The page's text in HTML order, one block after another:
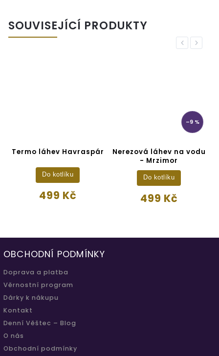
SOUVISEJÍCÍ PRODUKTY
Previous
Termo láhev Havraspár
499 Kč
Do kotlíku
–9 %
Nerezová láhev na vodu
- Mrzimor
499 Kč
Do kotlíku
Next
OBCHODNÍ PODMÍNKY
Doprava a platba
Věrnostní program
Dárky k nákupu
Kontakt
Denní Věštec – Blog
O nás
Obchodní podmínky